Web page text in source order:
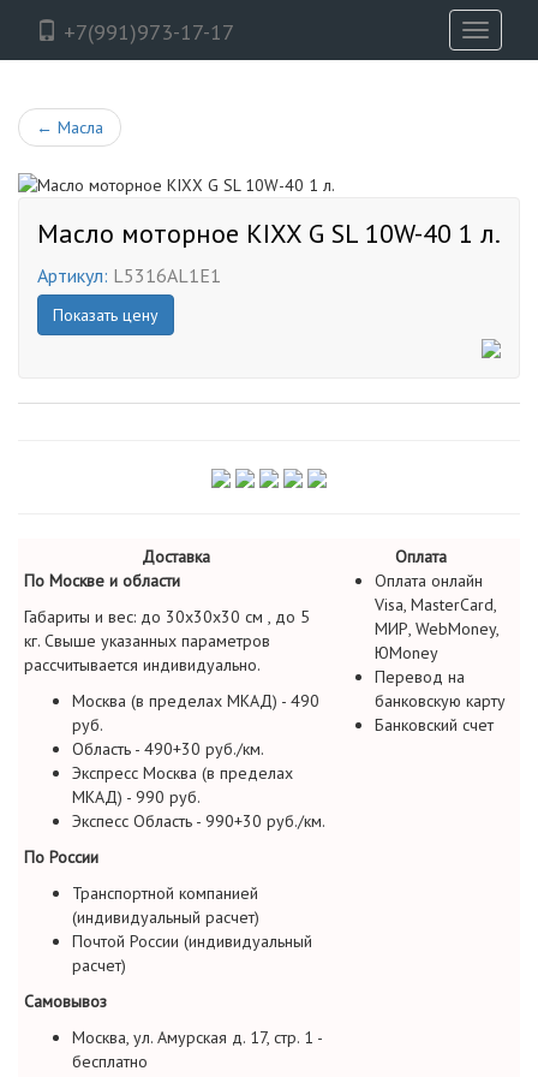
+7(991)973-17-17
Toggle
← Масла
Масло моторное KIXX G SL 10W-40 1 л.
Артикул: L5316AL1E1
Показать цену
Доставка
Оплата
По Москве и области
Габариты и вес: до 30х30х30 см , до 5
кг. Свыше указанных параметров
рассчитывается индивидуально.
Москва (в пределах МКАД) - 490
руб.
Область - 490+30 руб./км.
Экспресс Москва (в пределах
МКАД) - 990 руб.
Экспесс Область - 990+30 руб./км.
По России
Транспортной компанией
(индивидуальный расчет)
Почтой России (индивидуальный
расчет)
Самовывоз
Москва, ул. Амурская д. 17, стр. 1 -
бесплатно
Оплата онлайн
Visa, MasterCard,
МИР, WebMoney,
ЮMoney
Перевод на
банковскую карту
Банковский счет